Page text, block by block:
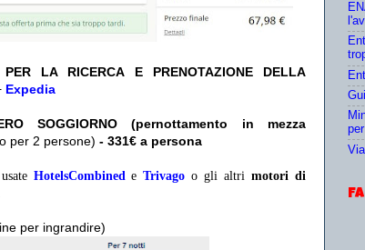
LA RICERCA E PRENOTAZIONE DELLA
Expedia
SOGGIORNO (pernottamento in mezza
per 2 persone) - 331€ a persona
HotelsCombinedeTrivago o gli altrimotori di
per ingrandire)